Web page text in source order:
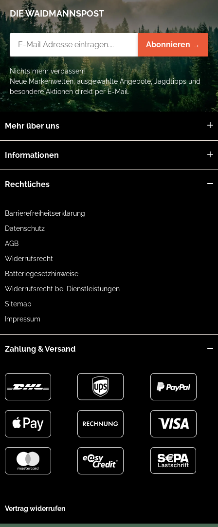
DIE WAIDMANNSPOST
Abonnieren →
Nichts mehr verpassen!
Neue Markenwelten, ausgewählte Angebote, Jagdtipps und
besondere Aktionen direkt per E-Mail.
Mehr über uns
Informationen
Rechtliches
Barrierefreiheitserklärung
Datenschutz
AGB
Widerrufsrecht
Batteriegesetzhinweise
Widerrufsrecht bei Dienstleistungen
Sitemap
Impressum
Zahlung & Versand
Vertrag widerrufen